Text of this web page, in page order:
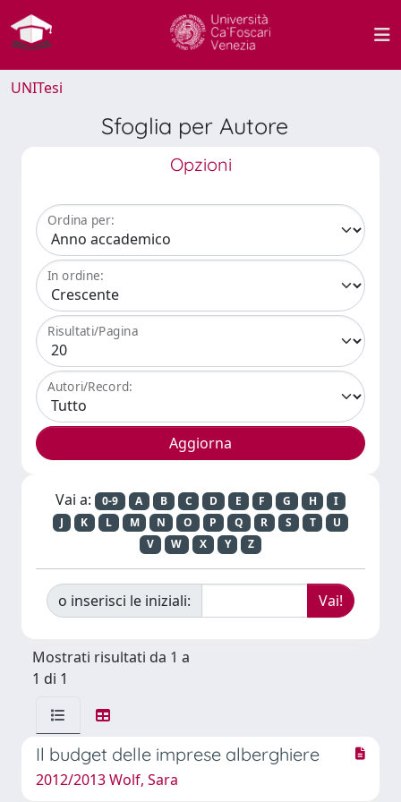
UNITesi
Sfoglia per Autore
Opzioni
Ordina per:
In ordine:
Risultati/Pagina
Autori/Record:
Vai a: 0-9 A B C D E F G H
I
J
K L M N O P Q R S T
U
V
W X Y Z
o inserisci le iniziali:
Mostrati risultati da 1 a
1 di 1
Il budget delle imprese alberghiere
2012/2013 Wolf, Sara